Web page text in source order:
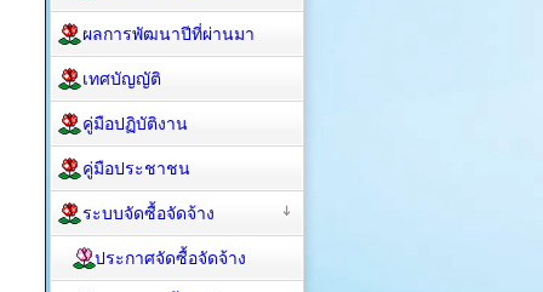
ผลการพัฒนาปีที่ผ่านมา
เทศบัญญัติ
คู่มือปฏิบัติงาน
คู่มือประชาชน
ระบบจัดซื้อจัดจ้าง
ประกาศจัดซื้อจัดจ้าง